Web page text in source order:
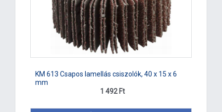
KM 613 Csapos lamellás csiszolók, 40 x 15 x 6
mm
1 492 Ft